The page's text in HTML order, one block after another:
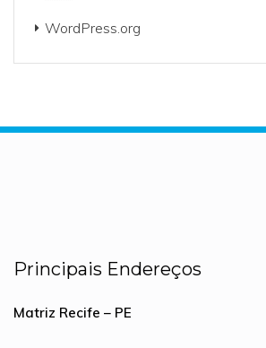
WordPress.org
Principais Endereços
Matriz Recife – PE